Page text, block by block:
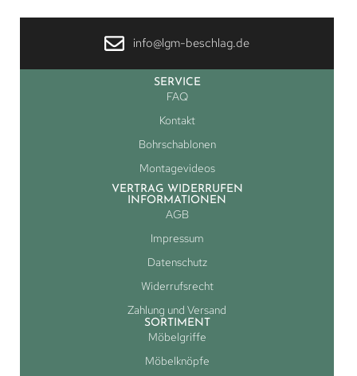
info@lgm-beschlag.de
SERVICE
FAQ
Kontakt
Bohrschablonen
Montagevideos
VERTRAG WIDERRUFEN
INFORMATIONEN
AGB
Impressum
Datenschutz
Widerrufsrecht
Zahlung und Versand
SORTIMENT
Möbelgriffe
Möbelknöpfe